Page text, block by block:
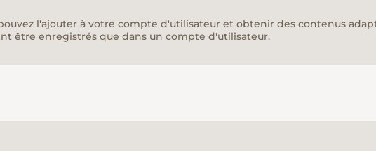
l'ajouter à votre compte d'utilisateur et obtenir des contenus
être enregistrés que dans un compte d'utilisateur.